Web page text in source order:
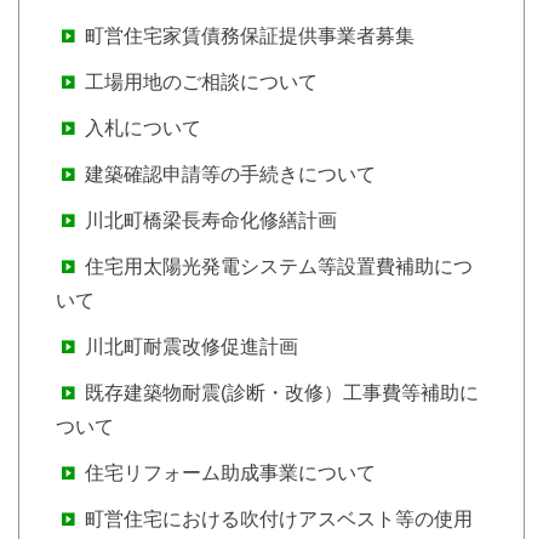
町営住宅家賃債務保証提供事業者募集
工場用地のご相談について
入札について
建築確認申請等の手続きについて
川北町橋梁長寿命化修繕計画
住宅用太陽光発電システム等設置費補助につ
いて
川北町耐震改修促進計画
既存建築物耐震(診断・改修）工事費等補助に
ついて
住宅リフォーム助成事業について
町営住宅における吹付けアスベスト等の使用